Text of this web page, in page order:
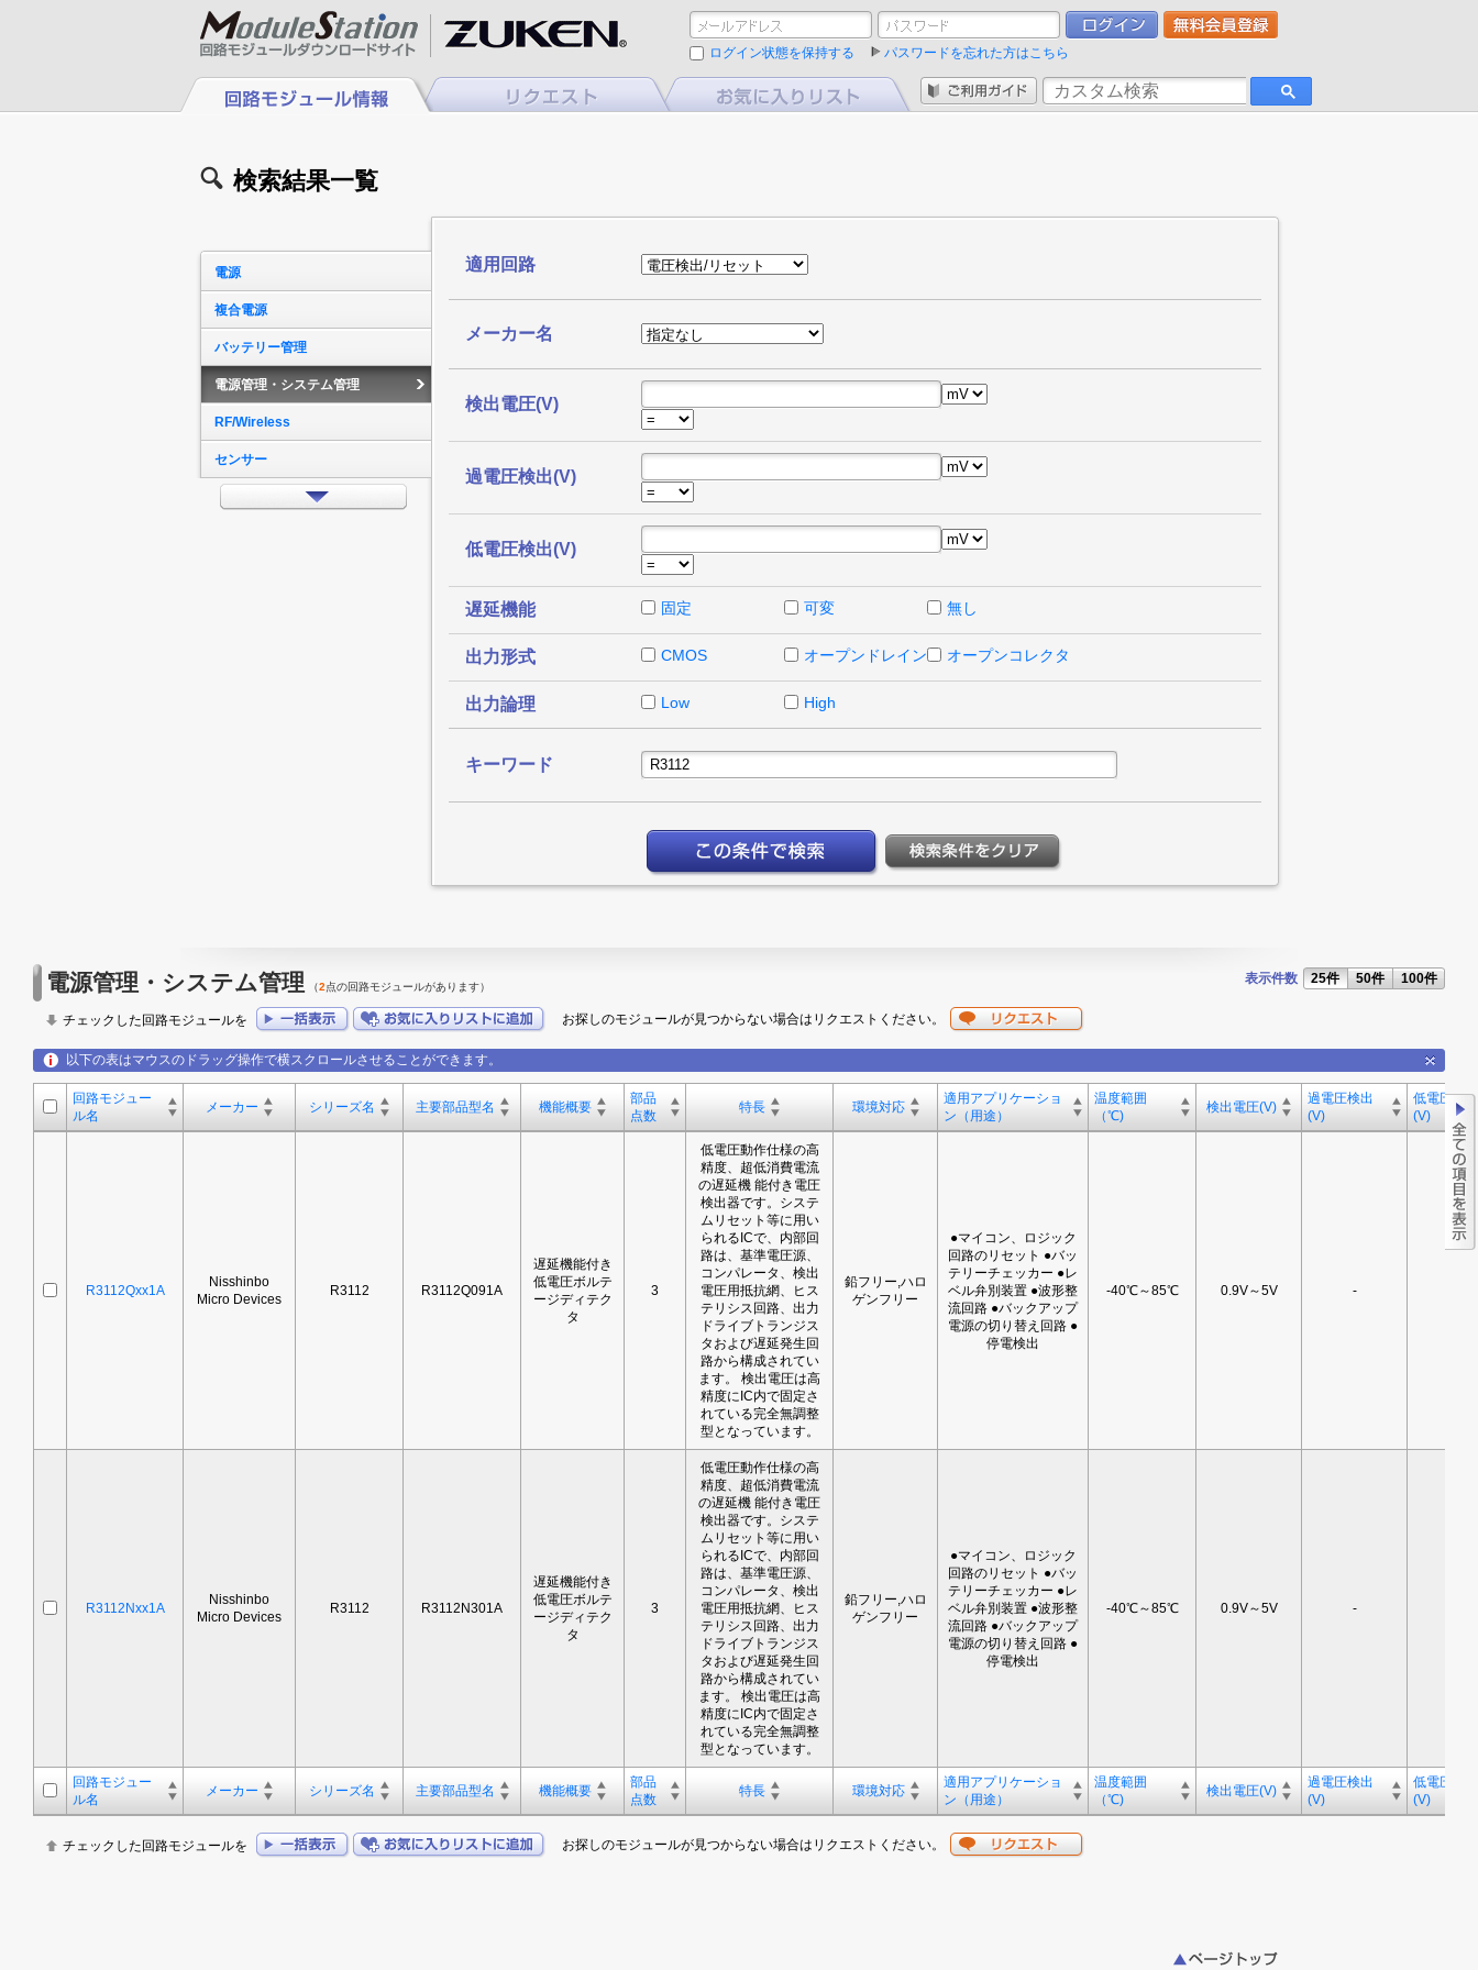
ログイン状態を保持する パスワードを忘れた方はこちら
検索結果一覧
電源
複合電源
バッテリー管理
電源管理・システム管理
RF/Wireless
センサー
インターフェイス
適用回路
メーカー名
検出電圧(V)
過電圧検出(V)
低電圧検出(V)
遅延機能 固定 可変 無し
出力形式 CMOS オープンドレイン オープンコレクタ
出力論理 Low High
キーワード
電源管理・システム管理 （2点の回路モジュールがあります）
表示件数 25件 50件 100件
チェックした回路モジュールを お探しのモジュールが見つからない場合はリクエストください。
以下の表はマウスのドラッグ操作で横スクロールさせることができます。
回路モジュー
ル名
メーカー シリーズ名 主要部品型名 機能概要
部品
点数
特長 環境対応
適用アプリケーショ
ン（用途）
温度範囲
（℃)
検出電圧(V)
過電圧検出
(V)
低電圧検出
(V)
R3112Qxx1A
Nisshinbo
Micro Devices
R3112 R3112Q091A
遅延機能付き
低電圧ボルテ
ージディテク
タ
3
低電圧動作仕様の高
精度、超低消費電流
の遅延機 能付き電圧
検出器です。システ
ムリセット等に用い
られるICで、内部回
路は、基準電圧源、
コンパレータ、検出
電圧用抵抗網、ヒス
テリシス回路、出力
ドライブトランジス
タおよび遅延発生回
路から構成されてい
ます。 検出電圧は高
精度にIC内で固定さ
れている完全無調整
型となっています。
鉛フリー,ハロ
ゲンフリー
●マイコン、ロジック
回路のリセット ●バッ
テリーチェッカー ●レ
ベル弁別装置 ●波形整
流回路 ●バックアップ
電源の切り替え回路 ●
停電検出
-40℃～85℃ 0.9V～5V -
R3112Nxx1A
Nisshinbo
Micro Devices
R3112 R3112N301A
遅延機能付き
低電圧ボルテ
ージディテク
タ
3
低電圧動作仕様の高
精度、超低消費電流
の遅延機 能付き電圧
検出器です。システ
ムリセット等に用い
られるICで、内部回
路は、基準電圧源、
コンパレータ、検出
電圧用抵抗網、ヒス
テリシス回路、出力
ドライブトランジス
タおよび遅延発生回
路から構成されてい
ます。 検出電圧は高
精度にIC内で固定さ
れている完全無調整
型となっています。
鉛フリー,ハロ
ゲンフリー
●マイコン、ロジック
回路のリセット ●バッ
テリーチェッカー ●レ
ベル弁別装置 ●波形整
流回路 ●バックアップ
電源の切り替え回路 ●
停電検出
-40℃～85℃ 0.9V～5V -
回路モジュー
ル名
メーカー シリーズ名 主要部品型名 機能概要
部品
点数
特長 環境対応
適用アプリケーショ
ン（用途）
温度範囲
（℃)
検出電圧(V)
過電圧検出
(V)
低電圧検出
(V)
チェックした回路モジュールを お探しのモジュールが見つからない場合はリクエストください。